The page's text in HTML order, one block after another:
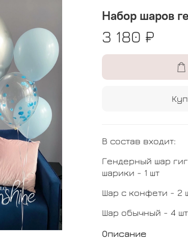
Набор шаров
3 180 ₽
В состав входит:
Гендерный шар
шарики - 1 шт
Шар с конфети - 2
Шар обычный - 4 шт
Описание